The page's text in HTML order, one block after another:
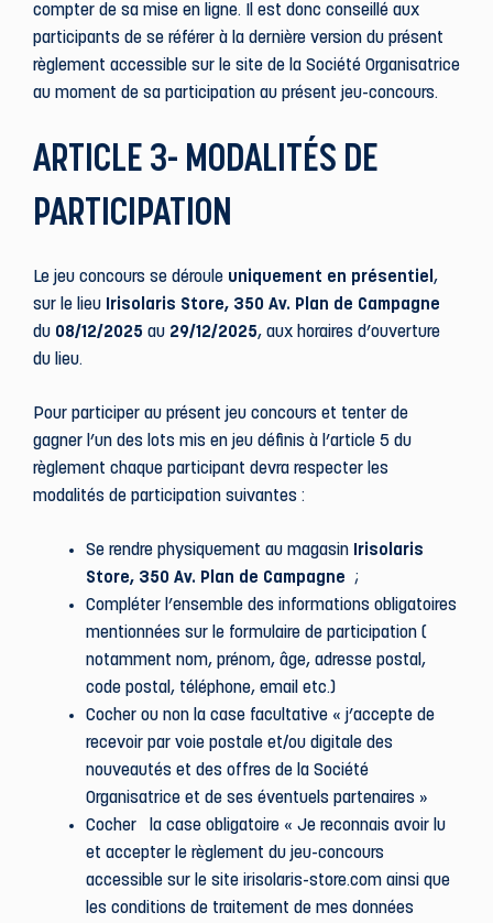
compter de sa mise en ligne. Il est donc conseillé aux
participants de se référer à la dernière version du présent
règlement accessible sur le site de la Société Organisatrice
au moment de sa participation au présent jeu-concours.
ARTICLE 3- MODALITÉS DE
PARTICIPATION
Le jeu concours se déroule uniquement en présentiel ,
sur le lieu Irisolaris Store, 350 Av. Plan de Campagne
du 08/12/2025 au 29/12/2025, aux horaires d’ouverture
du lieu.
Pour participer au présent jeu concours et tenter de
gagner l’un des lots mis en jeu définis à l’article 5 du
règlement chaque participant devra respecter les
modalités de participation suivantes :
Se rendre physiquement au magasin Irisolaris
Store, 350 Av. Plan de Campagne ;
Compléter l’ensemble des informations obligatoires
mentionnées sur le formulaire de participation (
notamment nom, prénom, âge, adresse postal,
code postal, téléphone, email etc.)
Cocher ou non la case facultative « j’accepte de
recevoir par voie postale et/ou digitale des
nouveautés et des offres de la Société
Organisatrice et de ses éventuels partenaires »
Cocher la case obligatoire « Je reconnais avoir lu
et accepter le règlement du jeu-concours
accessible sur le site irisolaris-store.com ainsi que
les conditions de traitement de mes données